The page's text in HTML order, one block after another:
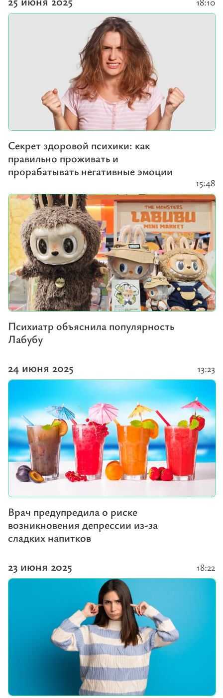
Секрет здоровой психики: как
правильно проживать и
прорабатывать негативные эмоции
Психиатр объяснила популярность
Лабубу
15:48
24 июня 2025
Врач предупредила о риске
возникновения депрессии из-за
сладких напитков
13:23
23 июня 2025 18:22